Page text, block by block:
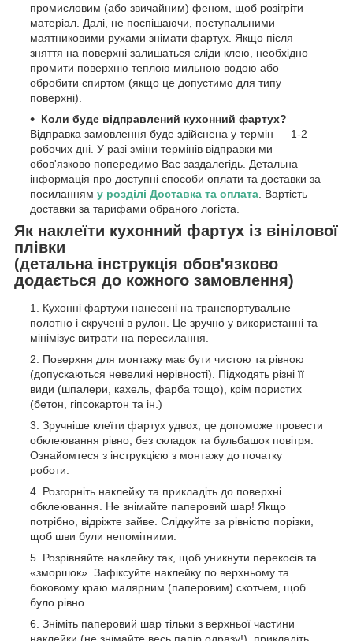
промисловим (або звичайним) феном, щоб розігріти
матеріал. Далі, не поспішаючи, поступальними
маятниковими рухами знімати фартух. Якщо після
зняття на поверхні залишаться сліди клею, необхідно
промити поверхню теплою мильною водою або
обробити спиртом (якщо це допустимо для типу
поверхні).
Коли буде відправлений кухонний фартух?
Відправка замовлення буде здійснена у термін — 1-2
робочих дні. У разі зміни термінів відправки ми
обов'язково попередимо Вас заздалегідь. Детальна
інформація про доступні способи оплати та доставки за
посиланням у розділі Доставка та оплата . Вартість
доставки за тарифами обраного логіста.
Як наклеїти кухонний фартух із вінілової
плівки
(детальна інструкція обов'язково
додається до кожного замовлення)
Кухонні фартухи нанесені на транспортувальне
полотно і скручені в рулон. Це зручно у використанні та
мінімізує витрати на пересилання.
Поверхня для монтажу має бути чистою та рівною
(допускаються невеликі нерівності). Підходять різні її
види (шпалери, кахель, фарба тощо), крім пористих
(бетон, гіпсокартон та ін.)
Зручніше клеїти фартух удвох, це допоможе провести
обклеювання рівно, без складок та бульбашок повітря.
Ознайомтеся з інструкцією з монтажу до початку
роботи.
Розгорніть наклейку та прикладіть до поверхні
обклеювання. Не знімайте паперовий шар! Якщо
потрібно, відріжте зайве. Слідкуйте за рівністю порізки,
щоб шви були непомітними.
Розрівняйте наклейку так, щоб уникнути перекосів та
«зморшок». Зафіксуйте наклейку по верхньому та
боковому краю малярним (паперовим) скотчем, щоб
було рівно.
Зніміть паперовий шар тільки з верхньої частини